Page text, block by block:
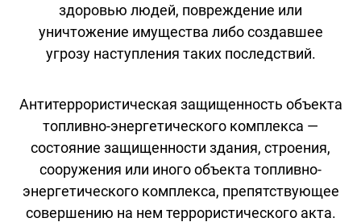
здоровью людей, повреждение или
уничтожение имущества либо создавшее
угрозу наступления таких последствий.
Антитеррористическая защищенность объекта
топливно-энергетического комплекса —
состояние защищенности здания, строения,
сооружения или иного объекта топливно-
энергетического комплекса, препятствующее
совершению на нем террористического акта.